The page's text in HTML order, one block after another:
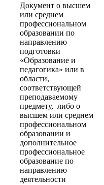
Документ о высшем
или среднем
профессиональном
образовании по
направлению
подготовки
«Образование и
педагогика» или в
области,
соответствующей
преподаваемому
предмету, либо о
высшем или среднем
профессиональном
образовании и
дополнительное
профессиональное
образование по
направлению
деятельности